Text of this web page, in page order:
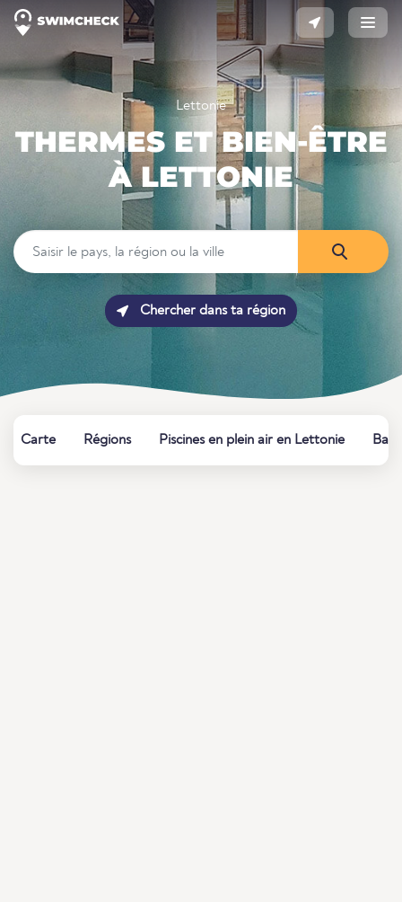
Lettonie
THERMES ET BIEN-ÊTRE
À LETTONIE
Chercher dans ta région
Carte Régions Piscines en plein air en Lettonie